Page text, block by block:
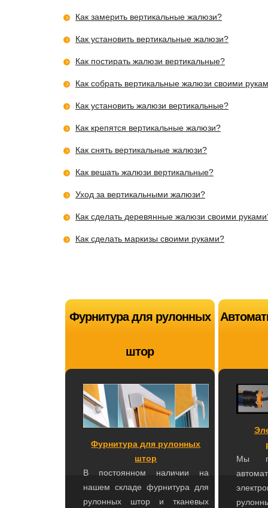
Как замерить вертикальные жалюзи?
Как установить вертикальные жалюзи?
Как постирать жалюзи вертикальные?
Как собрать вертикальные жалюзи своими
Как установить жалюзи вертикальные?
Как крепятся вертикальные жалюзи?
Как снять вертикальные жалюзи?
Как вешать жалюзи вертикальные?
Уход за вертикальными жалюзи?
Как сделать деревянные жалюзи своими
Как сделать маркизы своими руками?
Фурнитура для рулонных
штор
Фурнитура для рулонных
штор
В постоянном наличии на
нашем складе фурнитура для
рулонных штор и тканевых
Мы